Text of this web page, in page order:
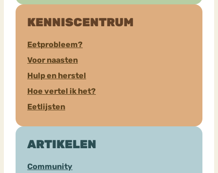
KENNISCENTRUM
Eetprobleem?
Voor naasten
Hulp en herstel
Hoe vertel ik het?
Eetlijsten
ARTIKELEN
Community